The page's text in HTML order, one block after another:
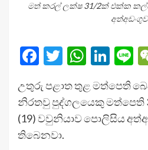
මත් කරල් ලක්ෂ 31/2ක් එක්ක
Facebook
Twitter
උතුරු පළාත තුළ මත්පෙති
නිරතවු පුද්ගලයෙකු මත්පෙති
(19) වවුනියාව පොලිසිය
තිබෙනවා.